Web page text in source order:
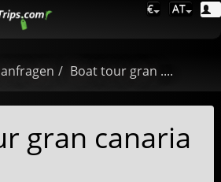
€ AT
Boat tour gran ....
gran canaria